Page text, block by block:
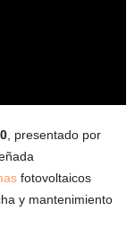
, presentado por
fotovoltaicos
y mantenimiento